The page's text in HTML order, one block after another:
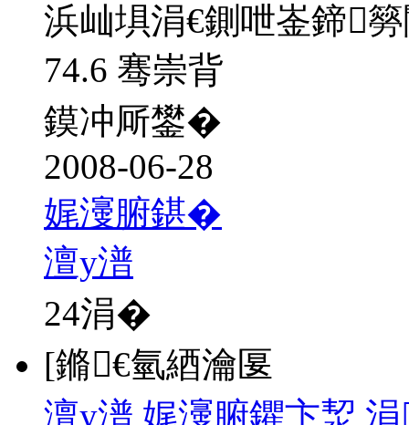
浜屾埧涓€鍘呭崟鍗
74.6 骞崇背
鏌冲厛鐢�
2008-06-28
娓濅腑鍖�
澶у潽
24涓�
[鏅€氫綇瀹匽
澶у潽 娓濅腑鑺卞洯